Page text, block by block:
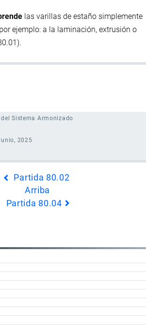
las varillas de estaño simplemente
ejemplo: a la laminación, extrusión o
Sistema Armonizado
2025
Partida 80.02
Arriba
Partida 80.04